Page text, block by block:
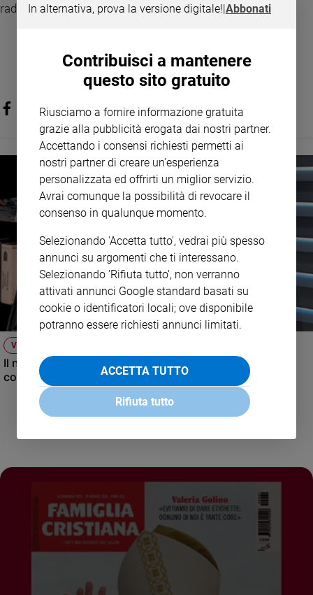
Policy
Contatti
Pubblicità
Registrati
Redazione
radioso e un traguardo potenzialmente lontanissimo.
VIDEO
Il nuovo numero di Famiglia Cristiana raccontato dal
condirettore.
In alternativa, prova la versione digitale!|Abbonati
Contribuisci a mantenere
questo sito gratuito
Riusciamo a fornire informazione gratuita
grazie alla pubblicità erogata dai nostri partner.
Accettando i consensi richiesti permetti ai
nostri partner di creare un'esperienza
personalizzata ed offrirti un miglior servizio.
Avrai comunque la possibilità di revocare il
consenso in qualunque momento.
Selezionando 'Accetta tutto', vedrai più spesso
annunci su argomenti che ti interessano.
Selezionando 'Rifiuta tutto', non verranno
attivati annunci Google standard basati su
cookie o identificatori locali; ove disponibile
potranno essere richiesti annunci limitati.
ACCETTA TUTTO
Rifiuta tutto